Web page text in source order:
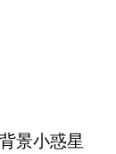
景小惑星